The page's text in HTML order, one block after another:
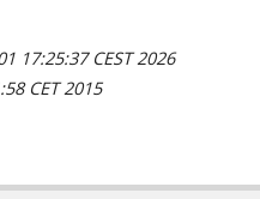
17:25:37 CEST 2026
CET 2015